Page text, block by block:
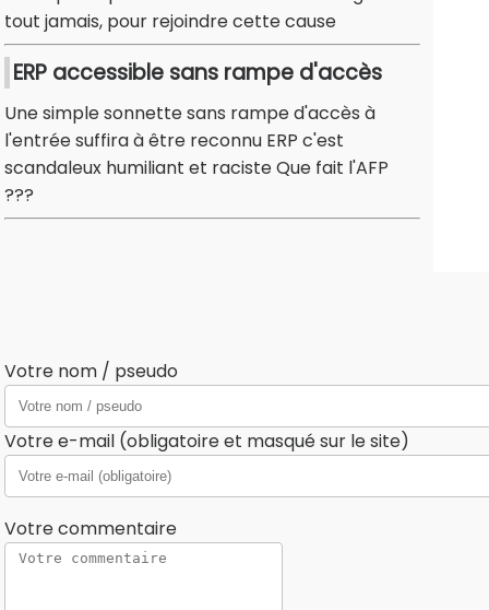
tout jamais, pour rejoindre cette cause
ERP accessible sans rampe d'accès
Une simple sonnette sans rampe d'accès à
l'entrée suffira à être reconnu ERP c'est
scandaleux humiliant et raciste Que fait l'AFP
???
Votre nom / pseudo
Votre e-mail (obligatoire et masqué sur le site)
Votre commentaire